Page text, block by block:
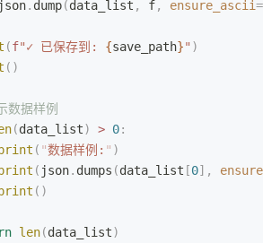
. dump(data_list , f, ensure_ascii=
(f"✓ 已保存到: {save_path}" )
()
据样例
(data_list) > 0:
( "数据样例: " )
( json. dumps (data_list [0],
()
len(data_list)